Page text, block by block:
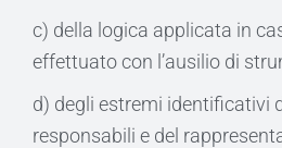
c) della logica applicata in
effettuato con l’ausilio di
d) degli estremi identificativi
responsabili e del